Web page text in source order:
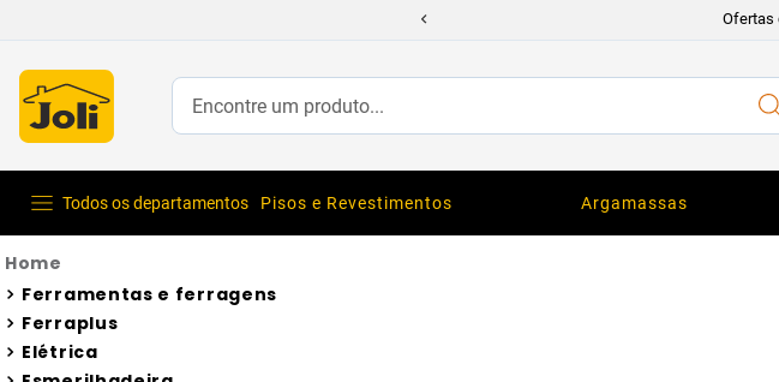
Ofertas
Encontre um produto...
Todos os departamentos Pisos e Revestimentos Argamassas
Ferramentas e ferragens
Ferraplus
Elétrica